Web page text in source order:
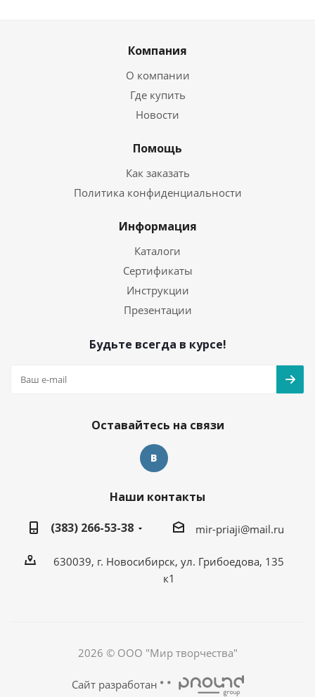
Компания
О компании
Где купить
Новости
Помощь
Как заказать
Политика конфиденциальности
Информация
Каталоги
Сертификаты
Инструкции
Презентации
Будьте всегда в курсе!
Оставайтесь на связи
Наши контакты
(383) 266-53-38
mir-priaji@mail.ru
630039, г. Новосибирск, ул. Грибоедова, 135
к1
2026 © ООО "Мир творчества"
Сайт разработан